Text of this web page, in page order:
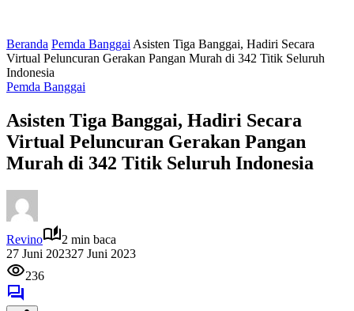
Beranda Pemda Banggai Asisten Tiga Banggai, Hadiri Secara
Virtual Peluncuran Gerakan Pangan Murah di 342 Titik Seluruh
Indonesia
Pemda Banggai
Asisten Tiga Banggai, Hadiri Secara
Virtual Peluncuran Gerakan Pangan
Murah di 342 Titik Seluruh Indonesia
Revino
2 min baca
27 Juni 202327 Juni 2023
236